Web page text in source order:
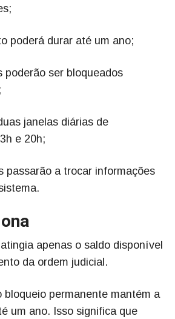
poderá durar até um ano;
ser bloqueados
janelas diárias de
e 20h;
passarão a trocar informações
apenas o saldo disponível
da ordem judicial.
bloqueio permanente mantém a
um ano. Isso significa que